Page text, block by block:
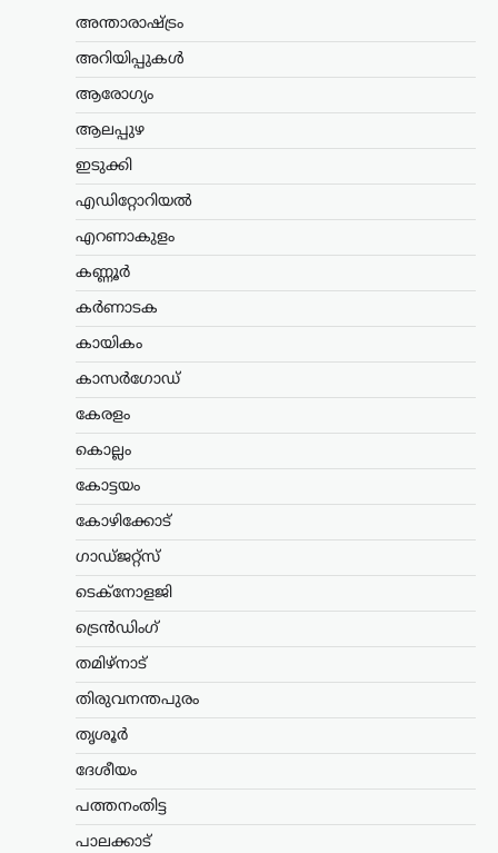
അന്താരാഷ്ട്രം
അറിയിപ്പുകൾ
ആരോഗ്യം
ആലപ്പുഴ
ഇടുക്കി
എഡിറ്റോറിയൽ
എറണാകുളം
കണ്ണൂർ
കർണാടക
കായികം
കാസർഗോഡ്
കേരളം
കൊല്ലം
കോട്ടയം
കോഴിക്കോട്
ഗാഡ്ജറ്റ്സ്
ടെക്നോളജി
ട്രെൻഡിംഗ്
തമിഴ്നാട്
തിരുവനന്തപുരം
തൃശൂർ
ദേശീയം
പത്തനംതിട്ട
പാലക്കാട്
വിതരണ സംവിധാനത്തിൽ സുപ്രധാന
മാറ്റം വരുത്തി സർക്കാർ. സഹകരണ
ബാങ്കുകൾ മുഖേന
ഗുണഭോക്താക്കളുടെ വീടുകളിൽ നേരിട്ട്
അവസാനിപ്പിച്ച്, തുക നേരിട്ട്…
ജെൻ Zഉം ജെൻ
ആൽഫയും കൂടുതൽ
സത്യസന്ധർ; വിദ്യാഭ്യാസ
പരിഷ്കാരം വേണം:
മോഹൻ ഭാഗവത്
രാജ്യത്തെ യുവതലമുറയെയും
ഭാഗവത്. നിലവിലെ മുതിർന്ന
സത്യസന്ധതയും തുറന്ന മനസും ‘ജെൻ
അന്താരാഷ്ട്രം
ലേറ്റസ്റ്റ് ന്യൂസ്
സർക്കാർ നിർദേശം;
ഉത്തരകൊറിയയുടെ
ഉത്തരകൊറിയയിൽ അനുഭവപ്പെടുന്ന
അതിശക്തമായ ചൂടിനിടെ